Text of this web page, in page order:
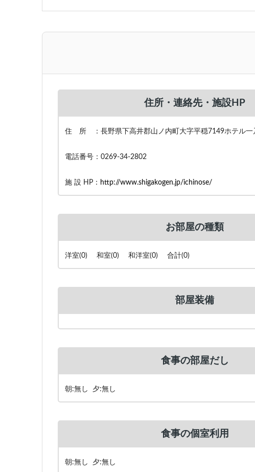
住所・連絡先・施設HP
住 所 ：長野県下高井郡山ノ内町大字平穏7149ホテル一
電話番号：0269-34-2802
施 設 HP： http://www.shigakogen.jp/ichinose/
お部屋の種類
洋室(0) 和室(0) 和洋室(0) 合計(0)
部屋装備
食事の部屋だし
朝:無し 夕:無し
食事の個室利用
朝:無し 夕:無し